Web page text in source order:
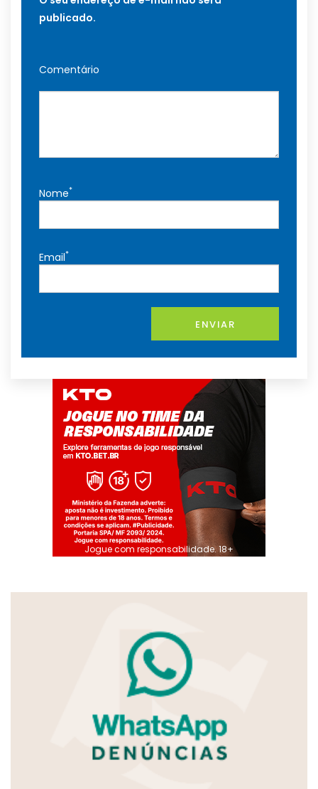
publicado.
Comentário
Nome*
Email*
ENVIAR
Jogue com responsabilidade. 18+